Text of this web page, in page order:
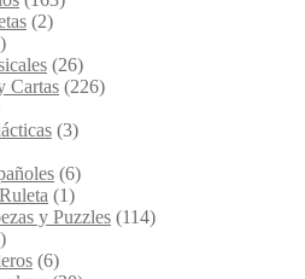
(2)
(26)
Cartas (226)
(3)
(6)
(1)
y Puzzles (114)
(6)